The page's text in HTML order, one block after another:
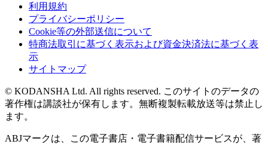
利用規約
プライバシーポリシー
Cookie等の外部送信について
特商法取引に基づく表示および資金決済法に基づく表
示
サイトマップ
© KODANSHA Ltd. All rights reserved. このサイトのデータの
著作権は講談社が保有します。無断複製転載放送等は禁止し
ます。
ABJマークは、この電子書店・電子書籍配信サービスが、著